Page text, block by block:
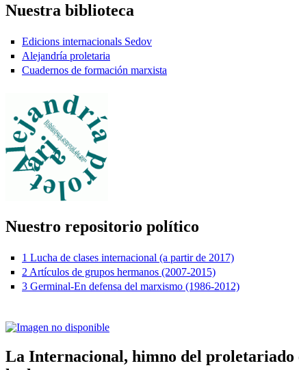
Nuestra biblioteca
Edicions internacionals Sedov
Alejandría proletaria
Cuadernos de formación marxista
Nuestro repositorio político
1 Lucha de clases internacional (a partir de 2017)
2 Artículos de grupos hermanos (2007-2015)
3 Germinal-En defensa del marxismo (1986-2012)
La Internacional, himno del proletariado